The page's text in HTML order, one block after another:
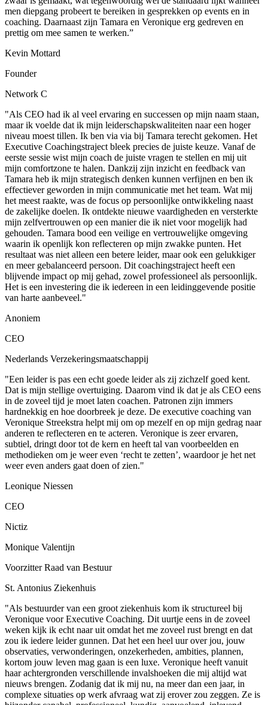
men diepgang probeert te bereiken in gesprekken op events en in
coaching. Daarnaast zijn Tamara en Veronique erg gedreven en
prettig om mee samen te werken.”
Kevin Mottard
Founder
Network C
"Als CEO had ik al veel ervaring en successen op mijn naam staan,
maar ik voelde dat ik mijn leiderschapskwaliteiten naar een hoger
niveau moest tillen. Ik ben via via bij Tamara terecht gekomen. Het
Executive Coachingstraject bleek precies de juiste keuze. Vanaf de
eerste sessie wist mijn coach de juiste vragen te stellen en mij uit
mijn comfortzone te halen. Dankzij zijn inzicht en feedback van
Tamara heb ik mijn strategisch denken kunnen verfijnen en ben ik
effectiever geworden in mijn communicatie met het team. Wat mij
het meest raakte, was de focus op persoonlijke ontwikkeling naast
de zakelijke doelen. Ik ontdekte nieuwe vaardigheden en versterkte
mijn zelfvertrouwen op een manier die ik niet voor mogelijk had
gehouden. Tamara bood een veilige en vertrouwelijke omgeving
waarin ik openlijk kon reflecteren op mijn zwakke punten. Het
resultaat was niet alleen een betere leider, maar ook een gelukkiger
en meer gebalanceerd persoon. Dit coachingstraject heeft een
blijvende impact op mij gehad, zowel professioneel als persoonlijk.
Het is een investering die ik iedereen in een leidinggevende positie
van harte aanbeveel."
Anoniem
CEO
Nederlands Verzekeringsmaatschappij
"Een leider is pas een echt goede leider als zij zichzelf goed kent.
Dat is mijn stellige overtuiging. Daarom vind ik dat je als CEO eens
in de zoveel tijd je moet laten coachen. Patronen zijn immers
hardnekkig en hoe doorbreek je deze. De executive coaching van
Veronique Streekstra helpt mij om op mezelf en op mijn gedrag naar
anderen te reflecteren en te acteren. Veronique is zeer ervaren,
subtiel, dringt door tot de kern en heeft tal van voorbeelden en
methodieken om je weer even ‘recht te zetten’, waardoor je het net
weer even anders gaat doen of zien."
Leonique Niessen
CEO
Nictiz
Monique Valentijn
Voorzitter Raad van Bestuur
St. Antonius Ziekenhuis
"Als bestuurder van een groot ziekenhuis kom ik structureel bij
Veronique voor Executive Coaching. Dit uurtje eens in de zoveel
weken kijk ik echt naar uit omdat het me zoveel rust brengt en dat
zou ik iedere leider gunnen. Dat het een heel uur over jou, jouw
observaties, verwonderingen, onzekerheden, ambities, plannen,
kortom jouw leven mag gaan is een luxe. Veronique heeft vanuit
haar achtergronden verschillende invalshoeken die mij altijd wat
nieuws brengen. Zodanig dat ik mij nu, na meer dan een jaar, in
complexe situaties op werk afvraag wat zij erover zou zeggen. Ze is